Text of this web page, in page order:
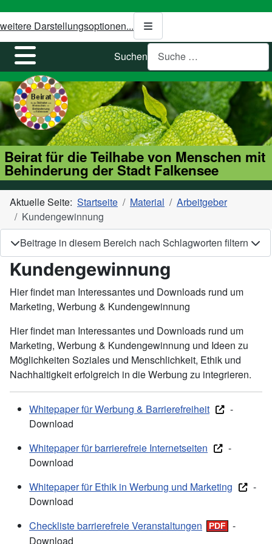
weitere Darstellungsoptionen...
Suchen
Beirat für die Teilhabe von Menschen mit
Behinderung der Stadt Falkensee
Aktuelle Seite: Startseite Material
Arbeitgeber
Kundengewinnung
Beitrage in diesem Bereich nach Schlagworten filtern
Kundengewinnung
Hier findet man Interessantes und Downloads rund um
Marketing, Werbung & Kundengewinnung
Hier findet man Interessantes und Downloads rund um
Marketing, Werbung & Kundengewinnung und Ideen zu
Möglichkeiten Soziales und Menschlichkeit, Ethik und
Nachhaltigkeit erfolgreich in die Werbung zu integrieren.
Whitepaper für Werbung & Barrierefreiheit
-
Download
Whitepaper für barrierefreie Internetseiten
-
Download
Whitepaper für Ethik in Werbung und Marketing
-
Download
Checkliste barrierefreie Veranstaltungen
-
Download